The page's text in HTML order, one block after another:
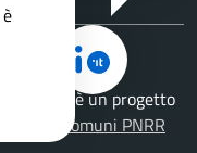
è un progetto
Comuni PNRR